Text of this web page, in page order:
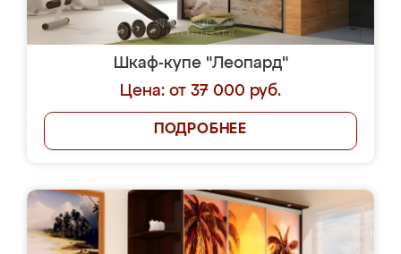
Шкаф-купе "Леопард"
Цена: от 37 000 руб.
ПОДРОБНЕЕ